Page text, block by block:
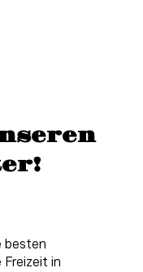
besten
Freizeit in